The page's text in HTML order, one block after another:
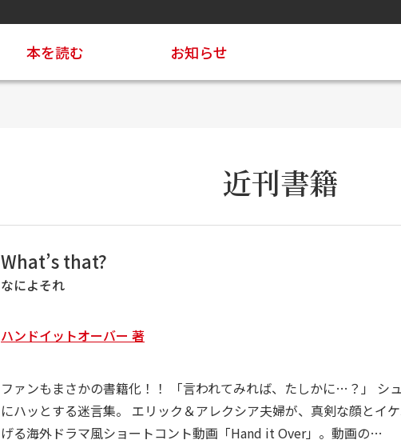
本を読む お知らせ
近刊書籍
What’s that?
なによそれ
ハンドイットオーバー 著
ファンもまさかの書籍化！！ 「言われてみれば、たしかに…？」 シ
にハッとする迷言集。 エリック＆アレクシア夫婦が、真剣な顔とイ
げる海外ドラマ風ショートコント動画「Hand it Over」。動画の…